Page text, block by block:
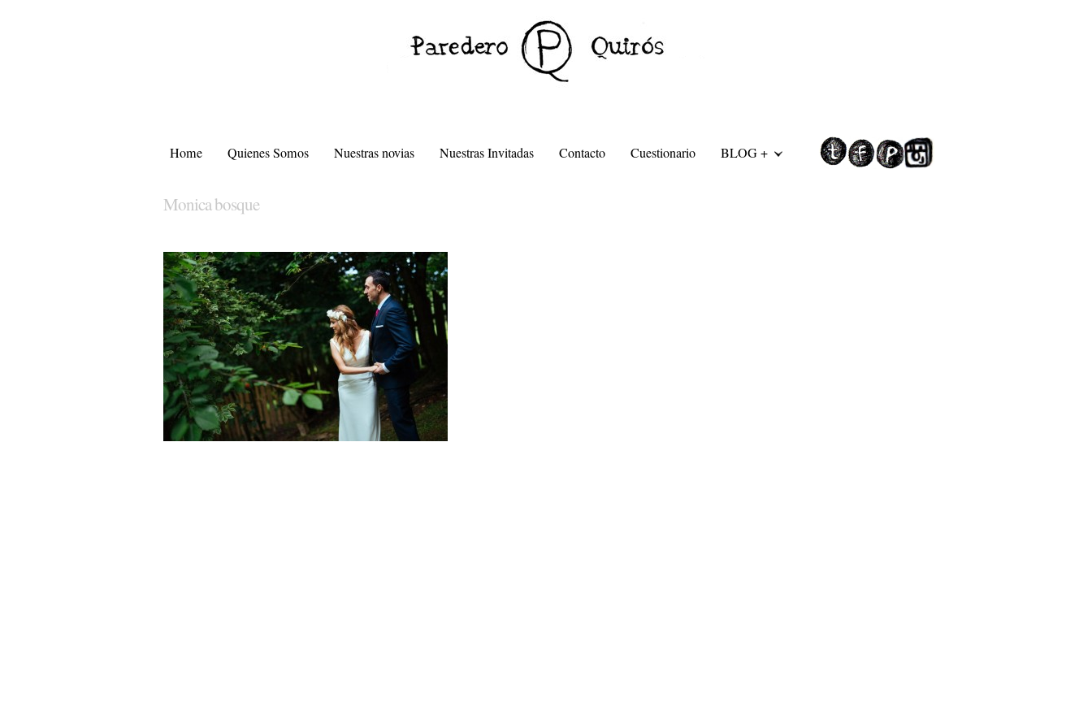
Home Quienes Somos Nuestras novias Nuestras Invitadas Contacto Cuestionario BLOG +
Monica bosque